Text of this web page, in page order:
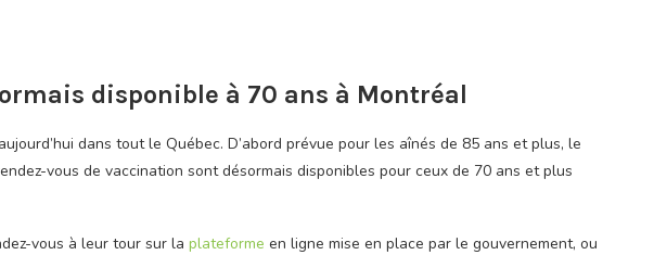
disponible à 70 ans à Montréal
dans tout le Québec. D’abord prévue pour les aînés de 85 ans et plus, le
vous de vaccination sont désormais disponibles pour ceux de 70 ans et plus
vous à leur tour sur la plateforme en ligne mise en place par le gouvernement, ou